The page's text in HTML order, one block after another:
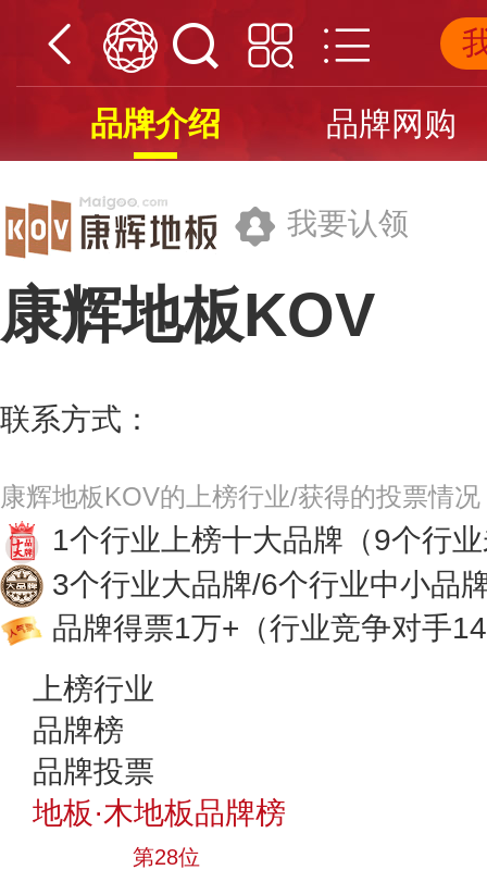
品牌介绍 品牌网购
我要认领
康辉地板KOV
联系方式：
康辉地板KOV的上榜行业/获得的投票情况
1个行业上榜十大品牌 （9个行
3个行业大品牌/6个行业中小品
品牌得票1万+ （行业竞争对手
上榜行业
品牌榜
品牌投票
地板·木地板品牌榜
第28位